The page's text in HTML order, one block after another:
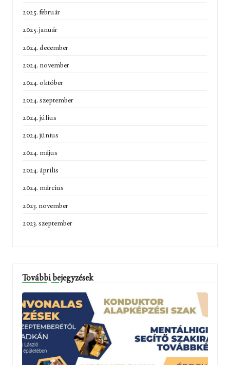
2025. február
2025. január
2024. december
2024. november
2024. október
2024. szeptember
2024. július
2024. június
2024. május
2024. április
2024. március
2023. november
2023. szeptember
További bejegyzések